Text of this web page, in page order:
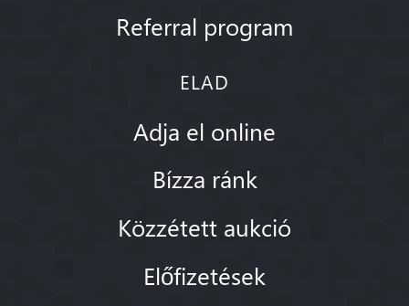
Referral program
ELAD
Adja el online
Bízza ránk
Közzétett aukció
Előfizetések